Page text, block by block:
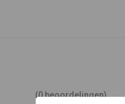
(0 beoordelingen)